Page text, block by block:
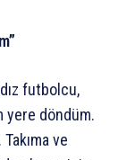
futbolcu,
yere döndüm.
ve